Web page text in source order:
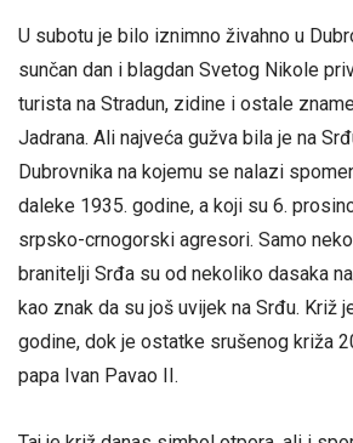
U subotu je bilo iznimno živahno u
sunčan dan i blagdan Svetog Nikole
turista na Stradun, zidine i ostale
Jadrana. Ali najveća gužva bila je na
Dubrovnika na kojemu se nalazi
daleke 1935. godine, a koji su 6.
srpsko-crnogorski agresori. Samo
branitelji Srđa su od nekoliko dasaka
kao znak da su još uvijek na Srđu. Križ
godine, dok je ostatke srušenog križa
papa Ivan Pavao II.